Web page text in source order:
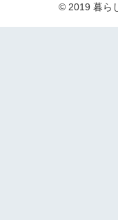
© 2019 暮ら